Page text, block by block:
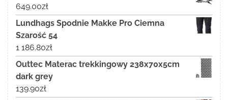
649.00zł
Lundhags Spodnie Makke Pro Ciemna
Szarość 54
1 186.80zł
Outtec Materac trekkingowy 238x70x5cm
dark grey
139.90zł